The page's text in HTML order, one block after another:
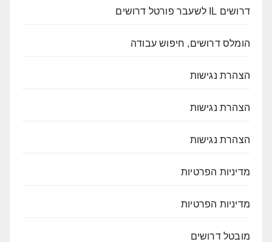
דרושים IL לשעבר פורטל דרושים
הומלס דרושים, חיפוש עבודה
הצהרת נגישות
הצהרת נגישות
הצהרת נגישות
מדיניות הפרטיות
מדיניות הפרטיות
מובטל דרושים